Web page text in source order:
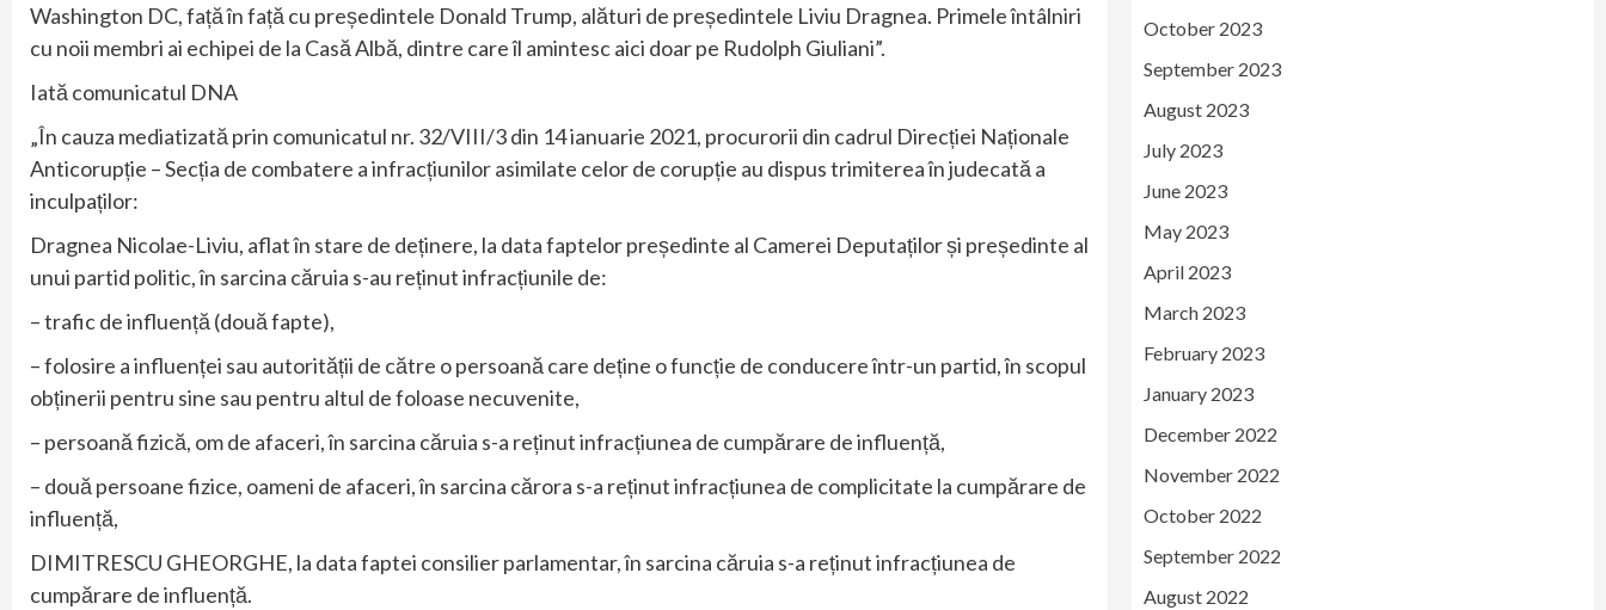
Washington DC, față în față cu președintele Donald Trump, alături de președintele Liviu Dragnea. Primele întâlniri
cu noii membri ai echipei de la Casă Albă, dintre care îl amintesc aici doar pe Rudolph Giuliani”.
Iată comunicatul DNA
„În cauza mediatizată prin comunicatul nr. 32/VIII/3 din 14 ianuarie 2021, procurorii din cadrul Direcției Naționale
Anticorupție – Secția de combatere a infracțiunilor asimilate celor de corupție au dispus trimiterea în judecată a
inculpaților:
Dragnea Nicolae-Liviu, aflat în stare de deținere, la data faptelor președinte al Camerei Deputaților și președinte al
unui partid politic, în sarcina căruia s-au reținut infracțiunile de:
– trafic de influență (două fapte),
– folosire a influenței sau autorității de către o persoană care deține o funcție de conducere într-un partid, în scopul
obținerii pentru sine sau pentru altul de foloase necuvenite,
– persoană fizică, om de afaceri, în sarcina căruia s-a reținut infracțiunea de cumpărare de influență,
– două persoane fizice, oameni de afaceri, în sarcina cărora s-a reținut infracțiunea de complicitate la cumpărare de
influență,
DIMITRESCU GHEORGHE, la data faptei consilier parlamentar, în sarcina căruia s-a reținut infracțiunea de
cumpărare de influență.
October 2023
September 2023
August 2023
July 2023
June 2023
May 2023
April 2023
March 2023
February 2023
January 2023
December 2022
November 2022
October 2022
September 2022
August 2022